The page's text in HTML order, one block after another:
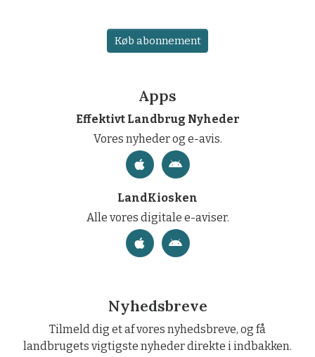
Køb abonnement
Apps
Effektivt Landbrug Nyheder
Vores nyheder og e-avis.
LandKiosken
Alle vores digitale e-aviser.
Nyhedsbreve
Tilmeld dig et af vores nyhedsbreve, og få
landbrugets vigtigste nyheder direkte i indbakken.